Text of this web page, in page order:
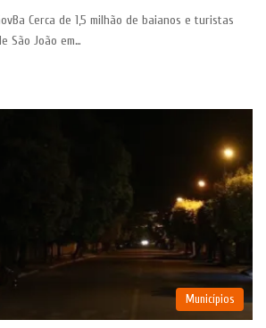
Cerca de 1,5 milhão de baianos e turistas
São João em…
Municípios